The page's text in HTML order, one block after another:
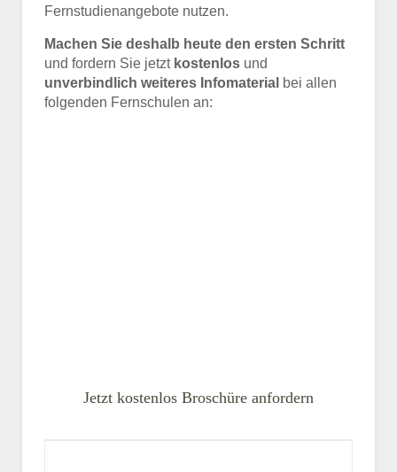
Fernstudienangebote nutzen.
Machen Sie deshalb heute den ersten Schritt
und fordern Sie jetzt kostenlos und
unverbindlich weiteres Infomaterial bei allen
folgenden Fernschulen an:
Jetzt kostenlos Broschüre anfordern